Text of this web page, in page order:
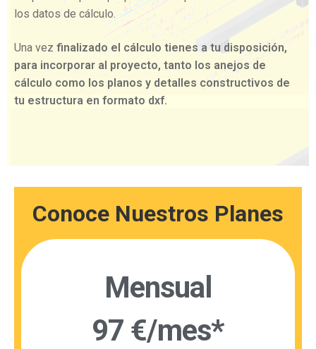
los datos de cálculo.
Una vez finalizado el cálculo tienes a tu disposición,
para incorporar al proyecto, tanto los anejos de
cálculo como los planos y detalles constructivos de
tu estructura en formato dxf.
Conoce Nuestros Planes
Mensual
97 €/mes*